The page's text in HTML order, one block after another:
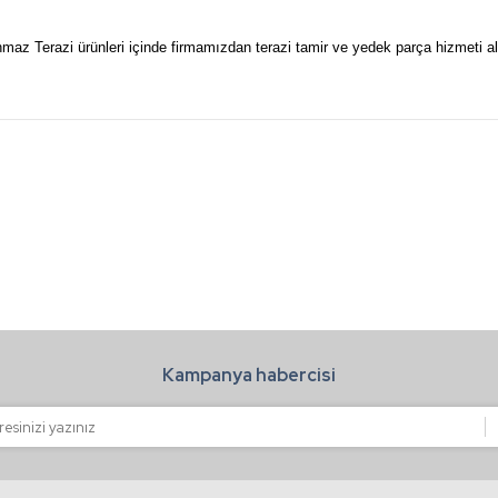
Terazi ürünleri içinde firmamızdan terazi tamir ve yedek parça hizmeti
Kampanya habercisi